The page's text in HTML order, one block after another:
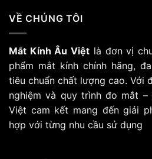
VỀ CHÚNG TÔI
Mắt Kính Âu Việt là đơn vị
phẩm mắt kính chính hãng,
tiêu chuẩn chất lượng cao. Với
nghiệm và quy trình đo mắt –
Việt cam kết mang đến giải
hợp với từng nhu cầu sử dụng